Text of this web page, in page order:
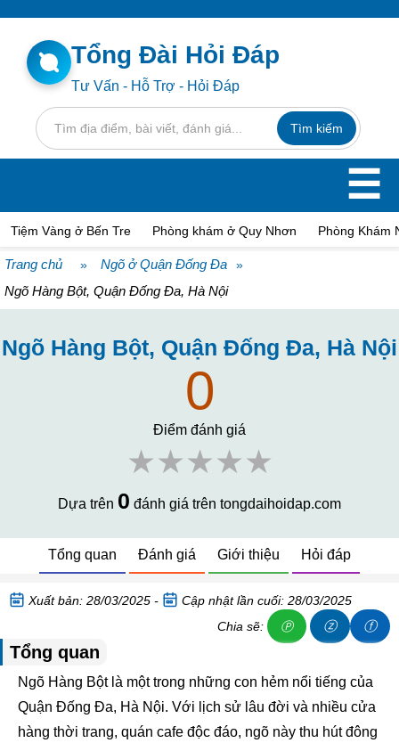
Tổng Đài Hỏi Đáp
Tư Vấn - Hỗ Trợ - Hỏi Đáp
☰
Tiệm Vàng ở Bến Tre Phòng khám ở Quy Nhơn Phòng Khám
Trang chủ » Ngõ ở Quận Đống Đa »
Ngõ Hàng Bột, Quận Đống Đa, Hà Nội
Ngõ Hàng Bột, Quận Đống Đa, Hà Nội
0
Điểm đánh giá
★★★★★
Dựa trên 0 đánh giá trên tongdaihoidap.com
Tổng quan Đánh giá Giới thiệu Hỏi đáp
Xuất bản: 28/03/2025 -
Cập nhật lần cuối: 28/03/2025
Chia sẽ:
Ⓟ ⓩ ⓕ
Tổng quan
Ngõ Hàng Bột là một trong những con hẻm nổi tiếng của
Quận Đống Đa, Hà Nội. Với lịch sử lâu đời và nhiều cửa
hàng thời trang, quán cafe độc đáo, ngõ này thu hút đông